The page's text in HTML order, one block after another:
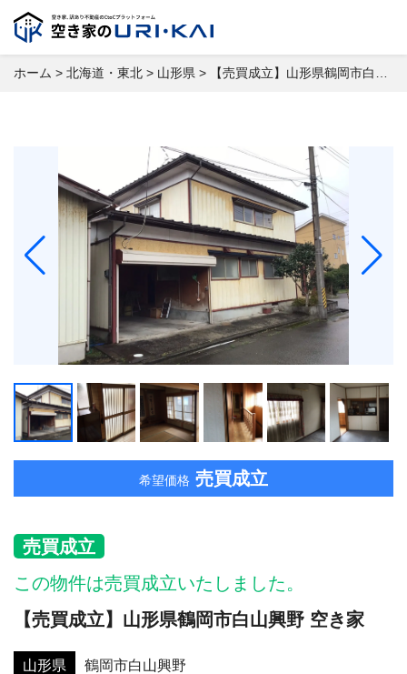
ホーム > 北海道・東北 > 山形県 > 【売買成立】山形県鶴岡市白山興野 空き家
希望価格 売買成立
売買成立
この物件は売買成立いたしました。
【売買成立】山形県鶴岡市白山興野 空き家
山形県 鶴岡市白山興野